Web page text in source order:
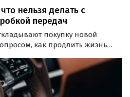
нельзя делать с
передач
покупку новой
как продлить жизнь
о том, как защитить от
один из самых